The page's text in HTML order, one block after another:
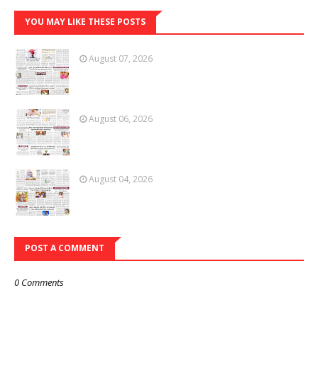
YOU MAY LIKE THESE POSTS
August 07, 2026
August 06, 2026
August 04, 2026
POST A COMMENT
0 Comments